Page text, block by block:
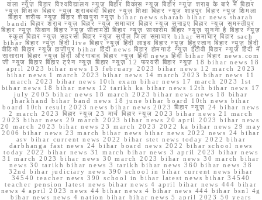
वाला न्यूज़ बिहार विश्वविद्यालय न्यूज़ बिहार विकास न्यूज़ बिहार न्यूज़ शराब के बारे में बिहार
न्यूज़ शिक्षक बिहार न्यूज़ शराबबंदी बिहार न्यूज़ शिक्षा बिहार न्यूज़ शाहपुर बिहार न्यूज़ शिमला
बिहार शरीफ न्यूज़ बिहार शेखपुरा न्यूज़ bihar news sharab bihar news sharab
bandi बिहार शराब न्यूज़ बिहार न्यूज़ समाचार बिहार न्यूज़ सुनाइए बिहार न्यूज़ समस्तीपुर
बिहार न्यूज़ सिवान बिहार न्यूज़ सीतामढ़ी बिहार न्यूज़ सासाराम बिहार न्यूज़ सुनना है बिहार न्यूज़
स्कूल बिहार न्यूज़ सहरसा बिहार न्यूज़ सुपौल जिला समाचार bihar समाचार बिहार sach
bihar बिहार न्यूज़ हिंदी live बिहार न्यूज़ हिंदी लाइव बिहार न्यूज़ हिंदुस्तान बिहार न्यूज़ हिंदी
वीडियो बिहार न्यूज़ हाजीपुर bihar हिंदी news बिहार होमगार्ड न्यूज़ ईटीवी बिहार न्यूज़ हिंदी में
सासाराम बिहार न्यूज़ हिंदी औरंगाबाद बिहार न्यूज़ हिंदी news हिंदी bihar बिहार news.com
जी न्यूज बिहार बिहार ट्रेन न्यूज़ बिहार न्यूज़ 12 फरवरी बिहार न्यूज़ 18 bihar news 18
april 2023 bihar news 13 february 2023 bihar news 12 march 2023
bihar news 1 march 2023 bihar news 14 march 2023 bihar news 11
march 2023 bihar news 10th exam bihar news 17 march 2023 1st
bihar news 18 bihar news 12 tarikh ka bihar news 12th bihar news 17
july 2005 bihar news 18 march 2023 bihar news news 18 bihar
jharkhand bihar band news 18 june bihar board 10th news bihar
board 10th result 2023 news bihar news 2023 बिहार न्यूज़ 24 bihar news
2 march 2023 बिहार न्यूज़ 23 मार्च बिहार न्यूज़ 2023 bihar news 21 march
2023 bihar news 29 march 2023 bihar news 20 april 2023 bihar news
20 march 2023 bihar news 23 march 2023 2022 ka bihar news 29 may
2006 bihar news 23 march bihar news bihar news 2022 news 24 bihar
asv bihar current news 2022 bihar stet news today 2022 bihar
darbhanga fast news 24 bihar board news 2022 bihar school news
today 2022 bihar news 31 march bihar news 3 april 2023 bihar news
31 march 2023 bihar news 30 march 2023 bihar news 30 march bihar
news 30 tarikh bihar news 3 tarikh bihar news 360 bihar news 38
32nd bihar judiciary news 390 school in bihar current news bihar
34540 teacher news 390 school in bihar latest news bihar 34540
teacher pension latest news bihar news 4 april bihar news 444 bihar
news 4 april 2023 news 44 bihar news 4 bihar news 444 bihar bsnl 4g
bihar news news 4 nation bihar bihar news 5 april 2023 50 years